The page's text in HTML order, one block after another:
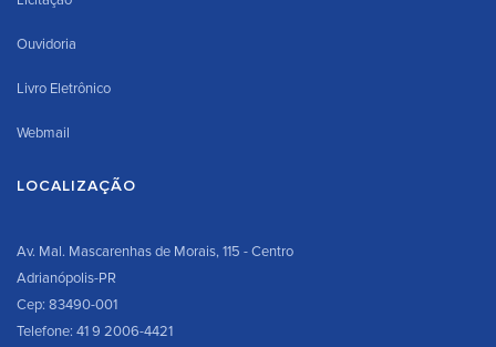
Ouvidoria
Livro Eletrônico
Webmail
LOCALIZAÇÃO
Av. Mal. Mascarenhas de Morais, 115 - Centro
Adrianópolis-PR
Cep: 83490-001
Telefone: 41 9 2006-4421